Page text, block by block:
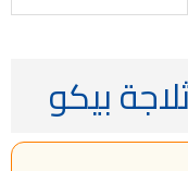
بيكو